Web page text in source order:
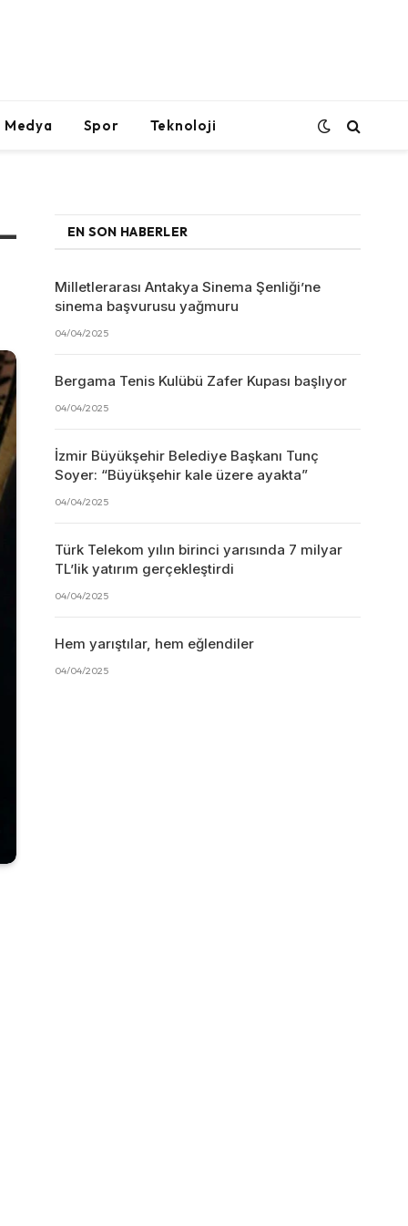
Medya Spor Teknoloji
EN SON HABERLER
Milletlerarası Antakya Sinema Şenliği’ne
sinema başvurusu yağmuru
04/04/2025
Bergama Tenis Kulübü Zafer Kupası başlıyor
04/04/2025
İzmir Büyükşehir Belediye Başkanı Tunç
Soyer: “Büyükşehir kale üzere ayakta”
04/04/2025
Türk Telekom yılın birinci yarısında 7 milyar
TL’lik yatırım gerçekleştirdi
04/04/2025
Hem yarıştılar, hem eğlendiler
04/04/2025